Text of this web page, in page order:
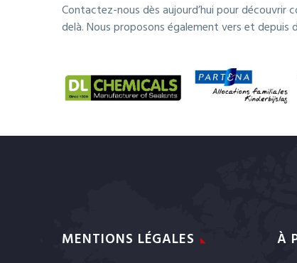
Contactez-nous dès aujourd’hui pour
delà. Nous proposons également vers et depuis
MENTIONS LÉGALES À